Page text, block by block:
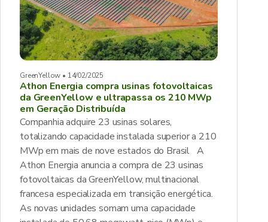
GreenYellow • 14/02/2025
Athon Energia compra usinas fotovoltaicas
da GreenYellow e ultrapassa os 210 MWp
em Geração Distribuída
Companhia adquire 23 usinas solares,
totalizando capacidade instalada superior a 210
MWp em mais de nove estados do Brasil A
Athon Energia anuncia a compra de 23 usinas
fotovoltaicas da GreenYellow, multinacional
francesa especializada em transição energética.
As novas unidades somam uma capacidade